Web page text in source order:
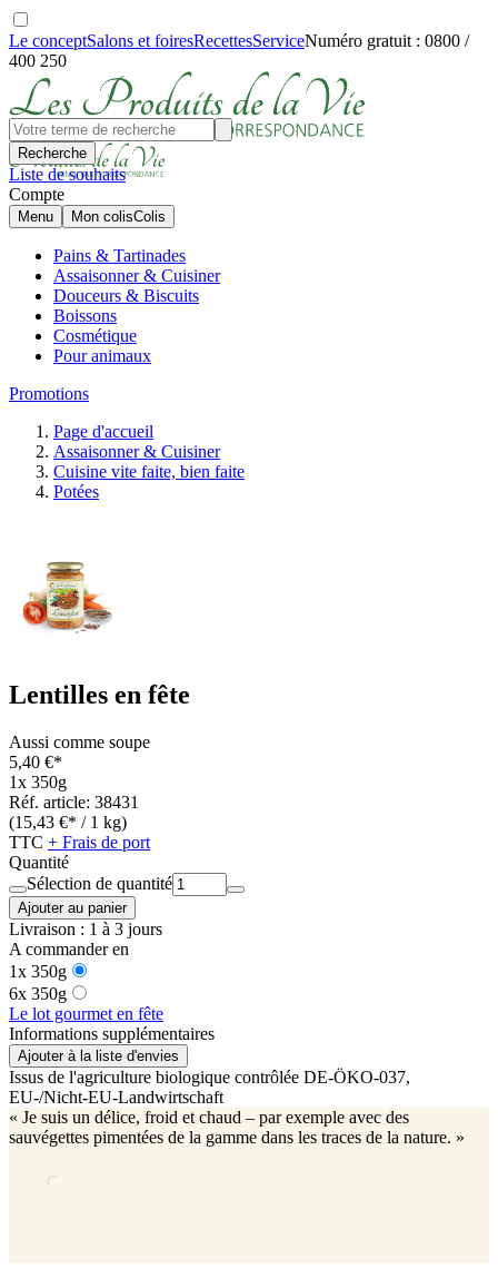
Le conceptSalons et foiresRecettesServiceNuméro gratuit : 0800 /
400 250
Recherche
Liste de souhaits
Compte
Menu Mon colisColis
Pains & Tartinades
Assaisonner & Cuisiner
Douceurs & Biscuits
Boissons
Cosmétique
Pour animaux
Promotions
Page d'accueil
Assaisonner & Cuisiner
Cuisine vite faite, bien faite
Potées
Lentilles en fête
Aussi comme soupe
5,40 €*
1x 350g
Réf. article: 38431
(15,43 €* / 1 kg)
TTC + Frais de port
Quantité
Sélection de quantité
Ajouter au panier
Livraison : 1 à 3 jours
A commander en
1x 350g
6x 350g
Le lot gourmet en fête
Informations supplémentaires
Ajouter à la liste d'envies
Issus de l'agriculture biologique contrôlée DE-ÖKO-037,
EU-/Nicht-EU-Landwirtschaft
« Je suis un délice, froid et chaud – par exemple avec des
sauvégettes pimentées de la gamme dans les traces de la nature. »